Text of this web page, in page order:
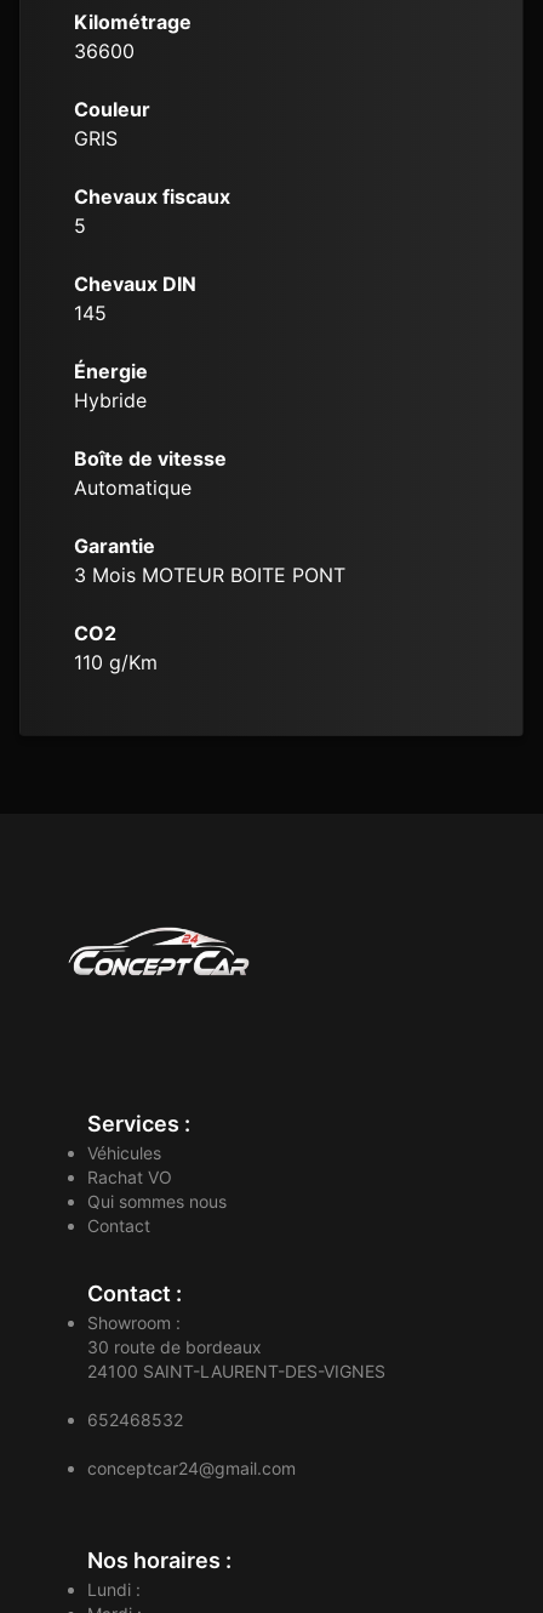
Kilométrage
36600
Couleur
GRIS
Chevaux fiscaux
5
Chevaux DIN
145
Énergie
Hybride
Boîte de vitesse
Automatique
Garantie
3 Mois MOTEUR BOITE PONT
CO2
110 g/Km
Services :
Véhicules
Rachat VO
Qui sommes nous
Contact
Contact :
Showroom :
30 route de bordeaux
24100 SAINT-LAURENT-DES-VIGNES
652468532
conceptcar24@gmail.com
Nos horaires :
Lundi :